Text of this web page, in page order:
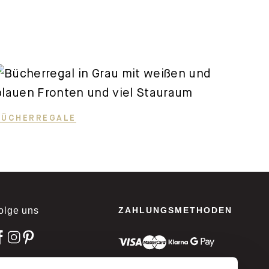
ZAHLUNGSMETHODEN
uns